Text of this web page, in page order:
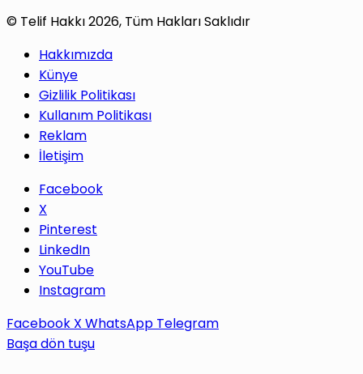
© Telif Hakkı 2026, Tüm Hakları Saklıdır
Hakkımızda
Künye
Gizlilik Politikası
Kullanım Politikası
Reklam
İletişim
Facebook
X
Pinterest
LinkedIn
YouTube
Instagram
Facebook X WhatsApp Telegram
Başa dön tuşu